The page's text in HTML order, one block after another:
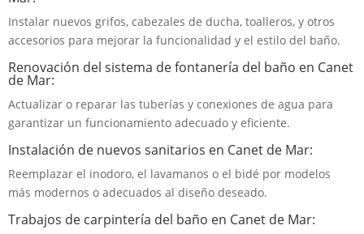
Instalar nuevos grifos, cabezales de ducha, toalleros, y otros
accesorios para mejorar la funcionalidad y el estilo del baño.
Renovación del sistema de fontanería del baño en Canet
de Mar:
Actualizar o reparar las tuberías y conexiones de agua para
garantizar un funcionamiento adecuado y eficiente.
Instalación de nuevos sanitarios en Canet de Mar:
Reemplazar el inodoro, el lavamanos o el bidé por modelos
más modernos o adecuados al diseño deseado.
Trabajos de carpintería del baño en Canet de Mar: